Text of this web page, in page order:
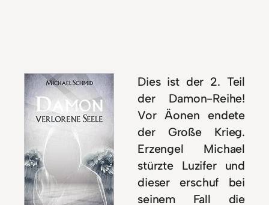
Dies ist der 2. Teil
der Damon-Reihe!
Vor Äonen endete
der Große Krieg.
Erzengel Michael
stürzte Luzifer und
dieser erschuf bei
seinem Fall die